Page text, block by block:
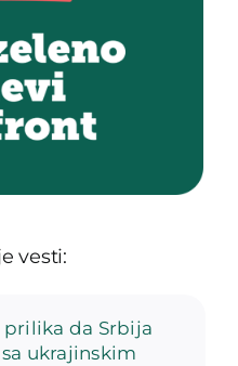
vesti:
prilika da Srbija
ukrajinskim